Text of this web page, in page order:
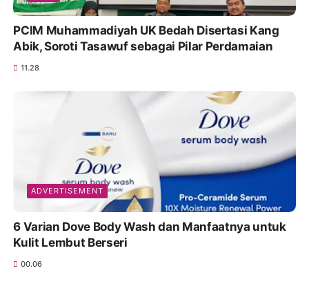
PCIM Muhammadiyah UK Bedah Disertasi Kang
Abik, Soroti Tasawuf sebagai Pilar Perdamaian
11.28
ADVERTISEMENT
6 Varian Dove Body Wash dan Manfaatnya untuk
Kulit Lembut Berseri
00.06